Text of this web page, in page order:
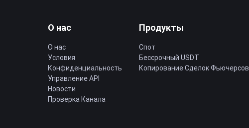
О нас
О нас
Условия
Конфиденциальность
Управление API
Новости
Проверка Канала
Продукты
Спот
Бессрочный USDT
Копирование Cделок Фьючерсов